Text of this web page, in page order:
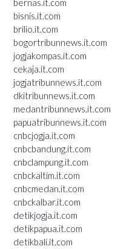
bernas.it.com
bisnis.it.com
brilio.it.com
bogortribunnews.it.com
jogjakompas.it.com
cekaja.it.com
jogjatribunnews.it.com
dkitribunnews.it.com
medantribunnews.it.com
papuatribunnews.it.com
cnbcjogja.it.com
cnbcbandung.it.com
cnbclampung.it.com
cnbckaltim.it.com
cnbcmedan.it.com
cnbckalbar.it.com
detikjogja.it.com
detikpapua.it.com
detikbali.it.com